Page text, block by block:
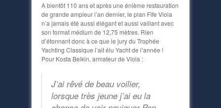
A bientôt 110 ans et après une énième restauration
de grande ampleur l’an dernier, le plan Fife Viola
n’a jamais été aussi élégant et aussi vaillant avec
son format médium de 12,75 mètres. Rien
d’étonnant donc à ce que le jury du Trophée
Yachting Classique l’ait élu Yacht de l’année !
Pour Kosta Belkin, armateur de Viola :
J’ai rêvé de beau voilier,
lorsque très jeune j’ai eu la